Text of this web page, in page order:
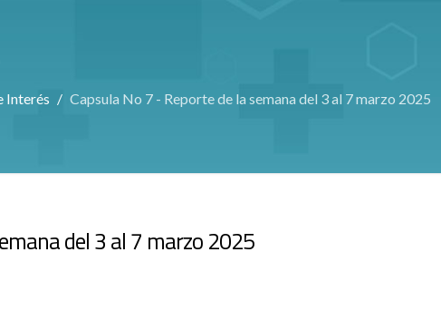
Interés Capsula No 7 - Reporte de la semana del 3 al 7 marzo 2025
del 3 al 7 marzo 2025